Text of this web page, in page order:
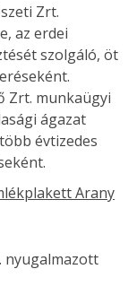
Zrt.
az erdei
szolgáló, öt
Zrt. munkaügyi
ágazat
évtizedes
Arany
nyugalmazott